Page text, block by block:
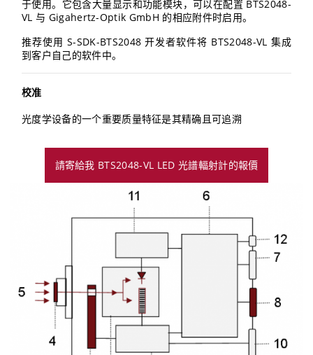
于使用。它包含大量显示和功能模块，可以在配置 BTS2048-
VL 与 Gigahertz-Optik GmbH 的相应附件时启用。
推荐使用 S-SDK-BTS2048 开发者软件将 BTS2048-VL 集成
到客户自己的软件中。
校准
光度学设备的一个重要质量特征是其精确且可追溯
請寄給我 BTS2048-VL LED 光譜輻射計的報價